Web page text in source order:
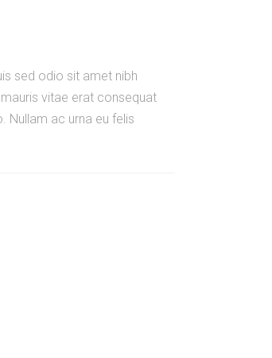
sed odio sit amet nibh
vitae erat consequat
Nullam ac urna eu felis